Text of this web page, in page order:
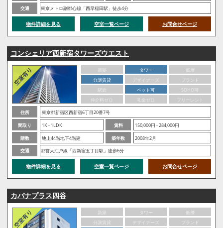
交通 東京メトロ副都心線「西早稲田駅」徒歩4分
物件詳細を見る 空室一覧ページ お問合せページ
コンシェリア西新宿タワーズウエスト
新築 タワー
低層
分譲賃貸
デザイナーズ
ブランド
駅近
ペット可
SOHO可
仲介料ゼロ
礼金ゼロ
フリーレント
住所
東京都新宿区西新宿6丁目20番7号
間取り
1K - 1LDK 賃料
150,000円 - 284,000円
階数
地上44階地下4階建 築年数
2008年2月
交通
都営大江戸線「西新宿五丁目駅」徒歩6分
物件詳細を見る 空室一覧ページ お問合せページ
カバナプラス四谷
新築 タワー
低層
分譲賃貸
デザイナーズ
ブランド